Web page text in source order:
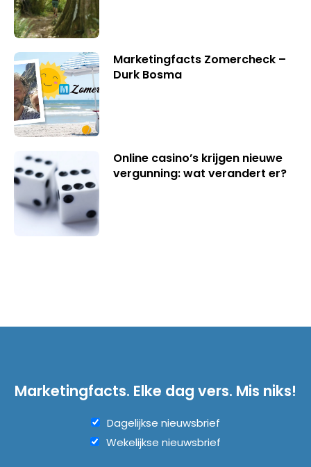
Marketingfacts Zomercheck –
Durk Bosma
Online casino’s krijgen nieuwe
vergunning: wat verandert er?
Marketingfacts. Elke dag vers. Mis niks!
Dagelijkse nieuwsbrief
Wekelijkse nieuwsbrief